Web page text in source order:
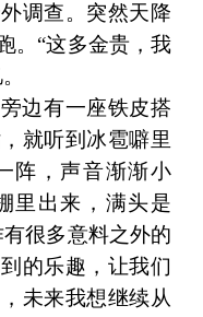
调查。突然天降
。“这多金贵，我
边有一座铁皮搭
就听到冰雹噼里
阵，声音渐渐小
里出来，满头是
很多意料之外的
的乐趣，让我们
未来我想继续从